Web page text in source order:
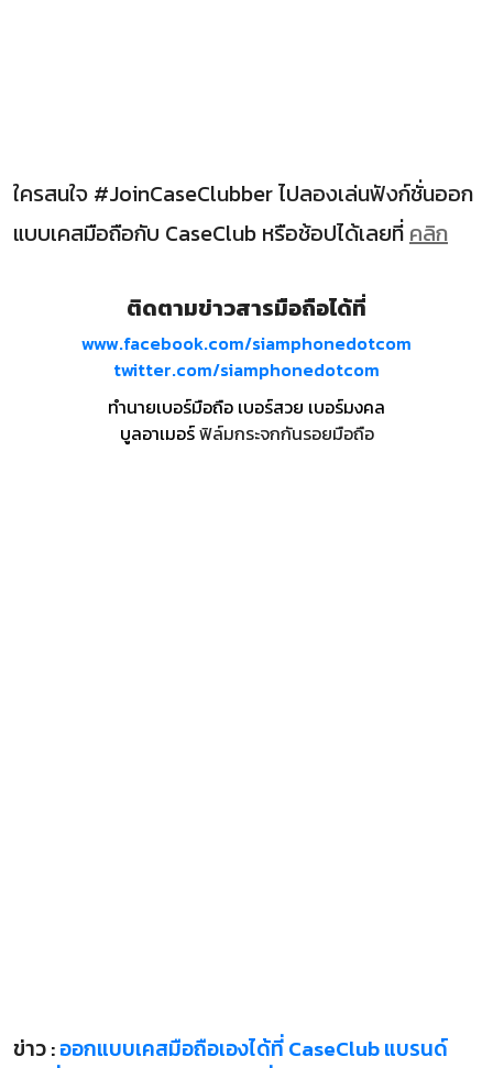
ใครสนใจ #JoinCaseClubber ไปลองเล่นฟังก์ชั่นออก
แบบเคสมือถือกับ CaseClub หรือช้อปได้เลยที่ คลิก
ติดตามข่าวสารมือถือได้ที่
www.facebook.com/siamphonedotcom
twitter.com/siamphonedotcom
ทำนายเบอร์มือถือ เบอร์สวย เบอร์มงคล
บูลอาเมอร์ฟิล์มกระจกกันรอยมือถือ
ข่าว :ออกแบบเคสมือถือเองได้ที่ CaseClub แบรนด์